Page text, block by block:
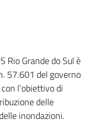
Rio Grande do Sul è
57.601 del governo
l’obiettivo di
delle
inondazioni.